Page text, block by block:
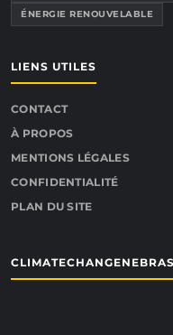
ÉNERGIE RENOUVELABLE
LIENS UTILES
CONTACT
À PROPOS
MENTIONS LÉGALES
CONFIDENTIALITÉ
PLAN DU SITE